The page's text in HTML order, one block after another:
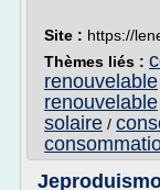
Site : https://
Thèmes liés :
renouvelable
renouvelable
solaire /